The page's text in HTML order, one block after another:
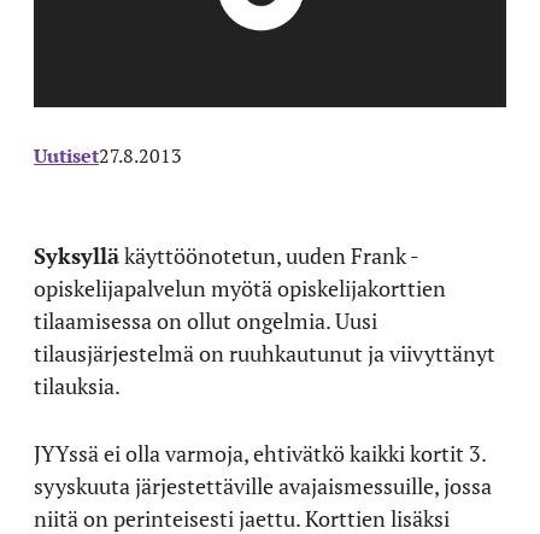
Uutiset27.8.2013
Syksylläkäyttöönotetun, uuden Frank -
opiskelijapalvelun myötä opiskelijakorttien
tilaamisessa on ollut ongelmia. Uusi
tilausjärjestelmä on ruuhkautunut ja viivyttänyt
tilauksia.
JYYssä ei olla varmoja, ehtivätkö kaikki kortit 3.
syyskuuta järjestettäville avajaismessuille, jossa
niitä on perinteisesti jaettu. Korttien lisäksi